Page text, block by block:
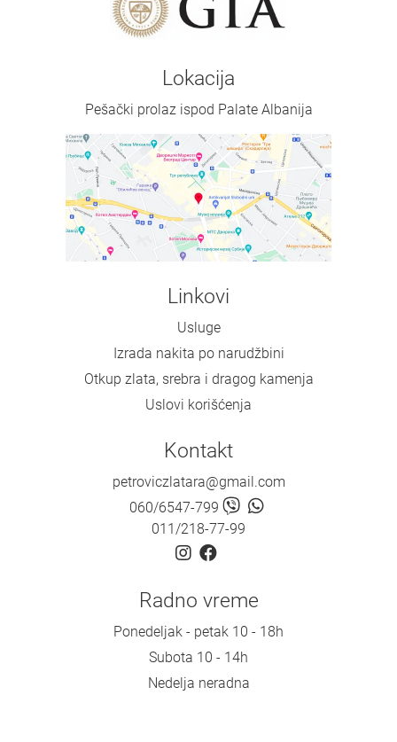
Lokacija
Pešački prolaz ispod Palate Albanija
Linkovi
Usluge
Izrada nakita po narudžbini
Otkup zlata, srebra i dragog kamenja
Uslovi korišćenja
Kontakt
petroviczlatara@gmail.com
060/6547-799
011/218-77-99
Radno vreme
Ponedeljak - petak 10 - 18h
Subota 10 - 14h
Nedelja neradna